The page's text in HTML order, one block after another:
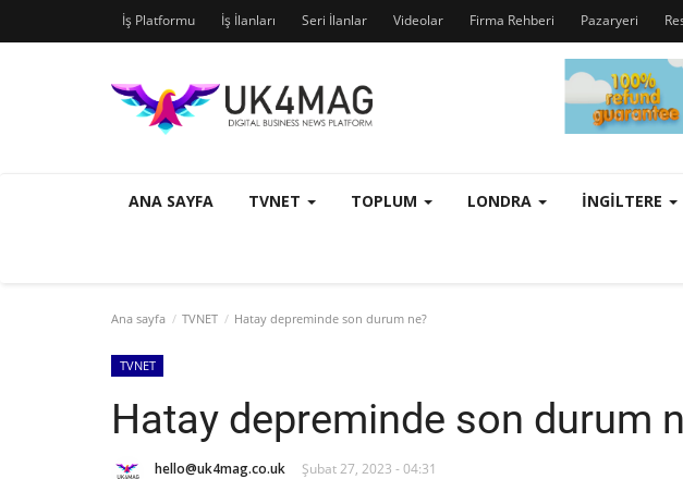
İş Platformu İş İlanları Seri İlanlar Videolar Firma Rehberi Pazaryeri
ANA SAYFA TVNET TOPLUM LONDRA İNGILTERE
Ana sayfa TVNET Hatay depreminde son durum ne?
TVNET
Hatay depreminde son durum
hello@uk4mag.co.uk Şubat 27, 2023 - 04:31